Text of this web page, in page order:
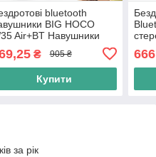
bluetooth
BIG HOCO
Air+BT Навушники
₴ 905 ₴
Купити
666
за рік